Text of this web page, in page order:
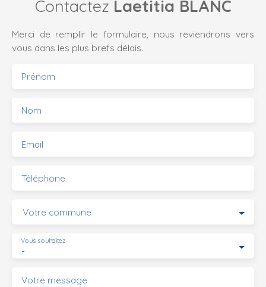
Contactez Laetitia BLANC
Merci de remplir le formulaire, nous reviendrons vers
vous dans les plus brefs délais.
Prénom
Nom
Email
Téléphone
Votre commune
-
Vous souhaitez
Votre message